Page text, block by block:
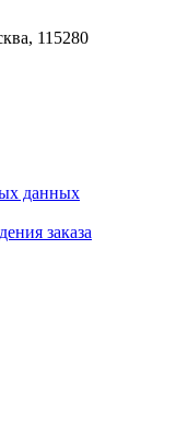
115280
данных
заказа